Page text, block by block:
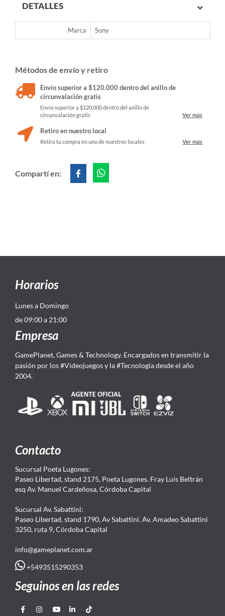
DETALLES
Marca Sony
Métodos de envío y retiro
Envío superior a $120.000 dentro del anillo de
circunvalación gratis
Envío superior a $120.000 dentro del anillo de
circunvalación gratis
Ver más
Retiro en nuestro local
Retira tu compra en uno de nuestros locales Ver más
Compartí en:
Horarios
Lunes a Domingo
de 09:00 a 21:00
Empresa
GamePlanet, Games & Technology. Encargados en transmitir la
pasión por los #Videojuegos y la #Tecnología desde el año
2004.
Contacto
Sucursal Poeta Lugones:
Paseo Libertad, stand 2175, Poeta Lugones. Fray Luis Beltrán
esq Av. Manuel Cardeñosa, Córdoba Capital
Sucursal Av. Sabattini:
Paseo Libertad, stand 1790, Av Sabattini. Av. Amadeo Sabattini
3250, ruta 9, Córdoba Capital
info@gameplanet.com.ar
+5493515290353
Seguinos en las redes